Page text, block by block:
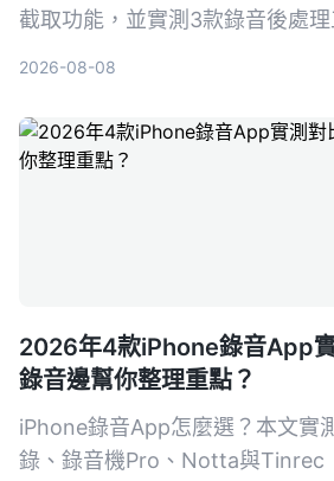
截取功能，並實測3款錄音後處
2026-08-08
2026年4款iPhone錄音App
錄音邊幫你整理重點？
iPhone錄音App怎麼選？本文實
錄、錄音機Pro、Notta與Tinrec